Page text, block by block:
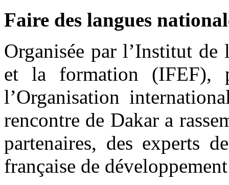
Faire des langues
Organisée par l’Institut de
et la formation (IFEF),
l’Organisation
rencontre de Dakar a
partenaires, des experts
française de